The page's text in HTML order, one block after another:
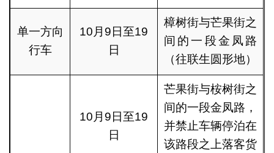
单一方向
行车
10月9日至19
日
樟树街与芒果街之
间的一段金凤路
（往联生圆形地）
10月9日至19
日
芒果街与桉树街之
间的一段金凤路，
并禁止车辆停泊在
该路段之上落客货